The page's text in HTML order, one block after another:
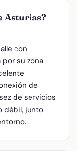
Asturias?
con
su zona
de
de servicios
débil, junto